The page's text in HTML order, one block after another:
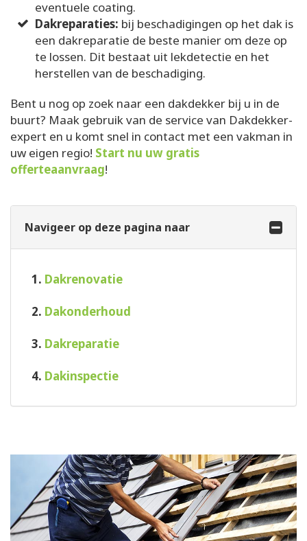
eventuele coating.
Dakreparaties: bij beschadigingen op het dak is
een dakreparatie de beste manier om deze op
te lossen. Dit bestaat uit lekdetectie en het
herstellen van de beschadiging.
Bent u nog op zoek naar een dakdekker bij u in de
buurt? Maak gebruik van de service van Dakdekker-
expert en u komt snel in contact met een vakman in
uw eigen regio! Start nu uw gratis
offerteaanvraag!
Navigeer op deze pagina naar
1. Dakrenovatie
2. Dakonderhoud
3. Dakreparatie
4. Dakinspectie